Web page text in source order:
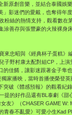
原創音樂，並結合泰國娛
影迷們的愛戴，也奪得年
粉絲的熱情支持，觀看數在
善存與張豐豪的火辣裸身
忠昭與《經典杯子蛋糕》
子野村康太配對組CP，上
佳餚，讓影迷跟著金子隼
家播映，當時首播便榮登
破《體感預報》的觀看紀
提的好作品還有BL泰劇《
友》（CHASER GAME
青春不亂愛》可愛小生Kad